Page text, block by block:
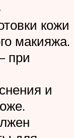
кожи
макияжа.
при
и